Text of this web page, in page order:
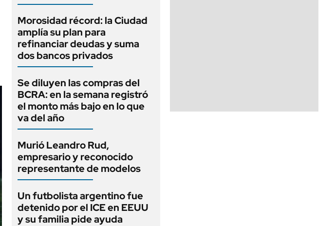
Morosidad récord: la Ciudad
amplía su plan para
refinanciar deudas y suma
dos bancos privados
Se diluyen las compras del
BCRA: en la semana registró
el monto más bajo en lo que
va del año
Murió Leandro Rud,
empresario y reconocido
representante de modelos
Un futbolista argentino fue
detenido por el ICE en EEUU
y su familia pide ayuda